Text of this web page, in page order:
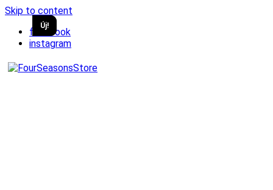
Skip to content
facebook
instagram
Új!
Új!